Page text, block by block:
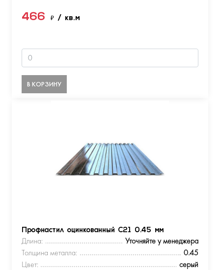
466 ₽ / кв.м
В КОРЗИНУ
Профнастил оцинкованный С21 0.45 мм
Длина:
Уточняйте у менеджера
Толщина металла:
0.45
Цвет:
серый